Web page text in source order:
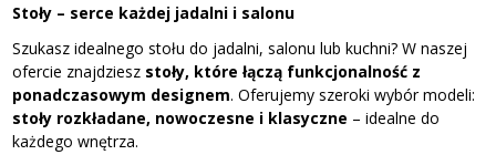
Stoły – serce każdej jadalni i salonu
Szukasz idealnego stołu do jadalni, salonu lub kuchni? W naszej
ofercie znajdziesz stoły, które łączą funkcjonalność z
ponadczasowym designem. Oferujemy szeroki wybór modeli:
stoły rozkładane, nowoczesne i klasyczne – idealne do
każdego wnętrza.